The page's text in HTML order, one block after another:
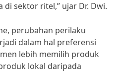
sektor ritel,” ujar Dr. Dwi.
perubahan perilaku
dalam hal preferensi
lebih memilih produk
lokal daripada